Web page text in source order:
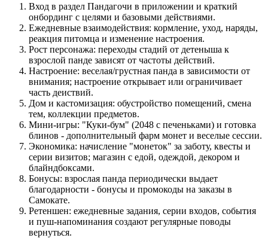
Вход в раздел Пандагочи в приложении и краткий
онбординг с целями и базовыми действиями.
Ежедневные взаимодействия: кормление, уход, наряды,
реакция питомца и изменение настроения.
Рост персонажа: переходы стадий от детеныша к
взрослой панде зависят от частоты действий.
Настроение: веселая/грустная панда в зависимости от
внимания; настроение открывает или ограничивает
часть деиствий.
Дом и кастомизация: обустройство помещений, смена
тем, коллекции предметов.
Мини‑игры: "Куки‑бум" (2048 с печеньками) и готовка
блинов - дополнительный фарм монет и веселые сессии.
Экономика: начисление "монеток" за заботу, квесты и
серии визитов; магазин с едой, одеждой, декором и
блайндбоксами.
Бонусы: взрослая панда периодически выдает
благодарности - бонусы и промокоды на заказы в
Самокате.
Ретеншен: ежедневные задания, серии входов, события
и пуш‑напоминания создают регулярные поводы
вернуться.